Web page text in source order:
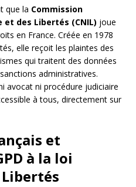
que la Commission
des Libertés (CNIL) joue
en France. Créée en 1978
elle reçoit les plaintes des
qui traitent des données
administratives.
avocat ni procédure judiciaire
à tous, directement sur
et
à la loi